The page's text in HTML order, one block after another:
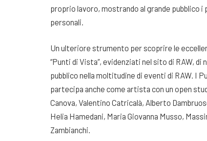
proprio lavoro, mostrando al grande pubblico
personali.
Un ulteriore strumento per scoprire le
“Punti di Vista”, evidenziati nel sito di RAW,
pubblico nella moltitudine di eventi di RAW. I
partecipa anche come artista con un open
Canova, Valentino Catricalà, Alberto
Helia Hamedani, Maria Giovanna Musso,
Zambianchi.